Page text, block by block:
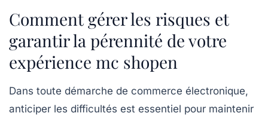
Comment gérer les risques et
garantir la pérennité de votre
expérience mc shopen
Dans toute démarche de commerce électronique,
anticiper les difficultés est essentiel pour maintenir